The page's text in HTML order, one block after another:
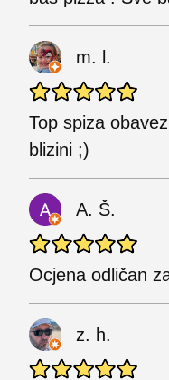
m. l.
Top spiza
blizini ;)
A. Š.
Ocjena odličan
z. h.